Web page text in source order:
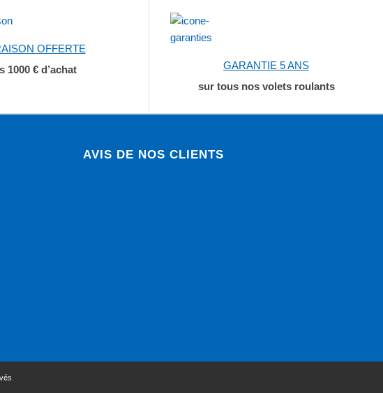
OFFERTE
1000 € d’achat
GARANTIE 5 ANS
sur tous nos volets roulants
AVIS DE NOS CLIENTS